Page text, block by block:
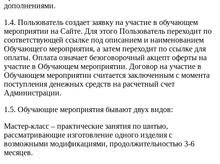
дополнениями.
1.4. Пользователь создает заявку на участие в обучающем
мероприятии на Сайте. Для этого Пользователь переходит по
соответствующей ссылке под описанием и наименованием
Обучающего мероприятия, а затем переходит по ссылке для
оплаты. Оплата означает безоговорочный акцепт оферты на
участие в Обучающем мероприятии. Договор на участие в
Обучающем мероприятии считается заключенным с момента
поступления денежных средств на расчетный счет
Администрации.
1.5. Обучающие мероприятия бывают двух видов:
Мастер-класс – практические занятия по шитью,
рассматривающие изготовление одного изделия с
возможными модификациями, продолжительностью 3-6
месяцев.